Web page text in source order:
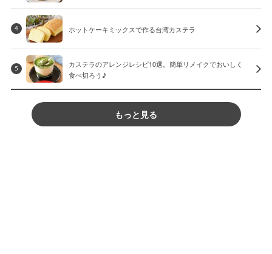
4 ホットケーキミックスで作る台湾カステラ
5
カステラのアレンジレシピ10選。簡単リメイクでおいしく
食べ切ろう♪
もっと見る